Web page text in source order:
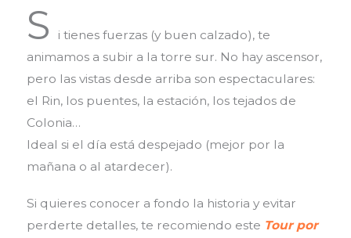
S
i tienes fuerzas (y buen calzado), te
animamos a subir a la torre sur. No hay ascensor,
pero las vistas desde arriba son espectaculares:
el Rin, los puentes, la estación, los tejados de
Colonia…
Ideal si el día está despejado (mejor por la
mañana o al atardecer).
Si quieres conocer a fondo la historia y evitar
perderte detalles, te recomiendo este Tour por